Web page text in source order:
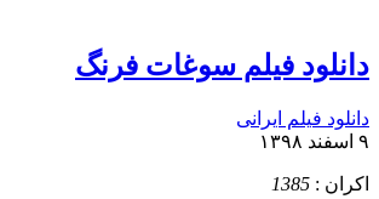
دانلود فیلم سوغات فرنگ
دانلود فیلم ایرانی
۹ اسفند ۱۳۹۸
اکران : 1385